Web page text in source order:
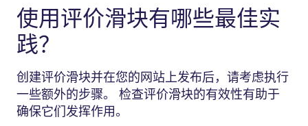
使用评价滑块有哪些最佳实
践？
创建评价滑块并在您的网站上发布后，请考虑执行
一些额外的步骤。 检查评价滑块的有效性有助于
确保它们发挥作用。